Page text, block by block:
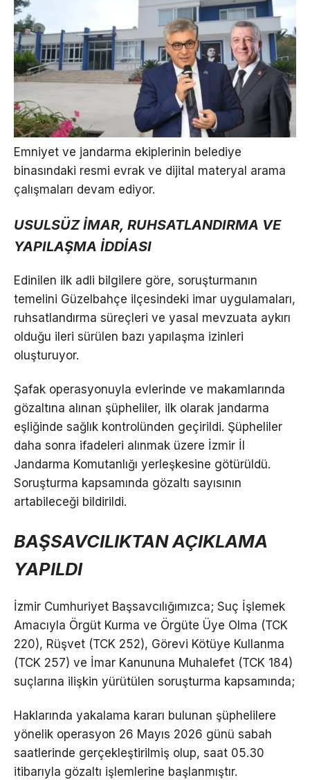
Emniyet ve jandarma ekiplerinin belediye
binasındaki resmi evrak ve dijital materyal arama
çalışmaları devam ediyor.
USULSÜZ İMAR, RUHSATLANDIRMA VE
YAPILAŞMA İDDİASI
Edinilen ilk adli bilgilere göre, soruşturmanın
temelini Güzelbahçe ilçesindeki imar uygulamaları,
ruhsatlandırma süreçleri ve yasal mevzuata aykırı
olduğu ileri sürülen bazı yapılaşma izinleri
oluşturuyor.
Şafak operasyonuyla evlerinde ve makamlarında
gözaltına alınan şüpheliler, ilk olarak jandarma
eşliğinde sağlık kontrolünden geçirildi. Şüpheliler
daha sonra ifadeleri alınmak üzere İzmir İl
Jandarma Komutanlığı yerleşkesine götürüldü.
Soruşturma kapsamında gözaltı sayısının
artabileceği bildirildi.
BAŞSAVCILIKTAN AÇIKLAMA
YAPILDI
İzmir Cumhuriyet Başsavcılığımızca; Suç İşlemek
Amacıyla Örgüt Kurma ve Örgüte Üye Olma (TCK
220), Rüşvet (TCK 252), Görevi Kötüye Kullanma
(TCK 257) ve İmar Kanununa Muhalefet (TCK 184)
suçlarına ilişkin yürütülen soruşturma kapsamında;
Haklarında yakalama kararı bulunan şüphelilere
yönelik operasyon 26 Mayıs 2026 günü sabah
saatlerinde gerçekleştirilmiş olup, saat 05.30
itibarıyla gözaltı işlemlerine başlanmıştır.